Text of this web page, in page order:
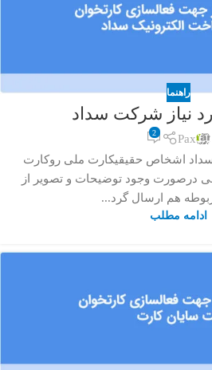
راهنما
نیاز شرکت سداد
Pax
2
اشخاص حقیقیکارت ملی روکارت
درصورت وجود توضیحات و تصویر از
هم ارسال گرد...
ادامه مطلب